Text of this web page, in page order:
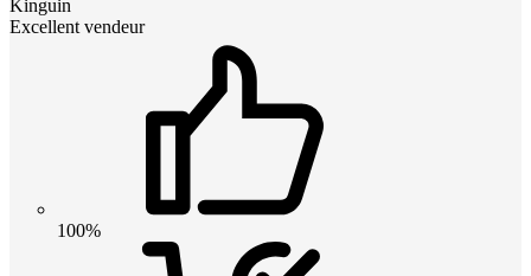
Kinguin
Excellent vendeur
100%